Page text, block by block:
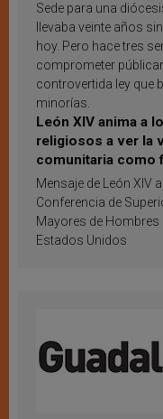
Sede para una
llevaba veinte años
hoy. Pero hace tres
comprometer
controvertida ley que
minorías.
León XIV anima a
religiosos a ver la
comunitaria como
inspiración y
Mensaje de León XIV
Conferencia de
Mayores de Hombres
Estados Unidos